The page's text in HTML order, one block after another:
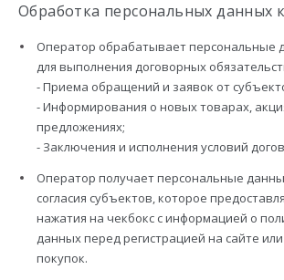
Обработка персональных данных
Оператор обрабатывает персональные
для выполнения договорных
- Приема обращений и заявок от
- Информирования о новых товарах,
предложениях;
- Заключения и исполнения условий
Оператор получает персональные
согласия субъектов, которое
нажатия на чекбокс с информацией о
данных перед регистрацией на сайте
покупок.